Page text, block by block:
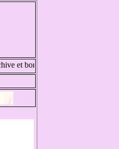
et bonnes recherches